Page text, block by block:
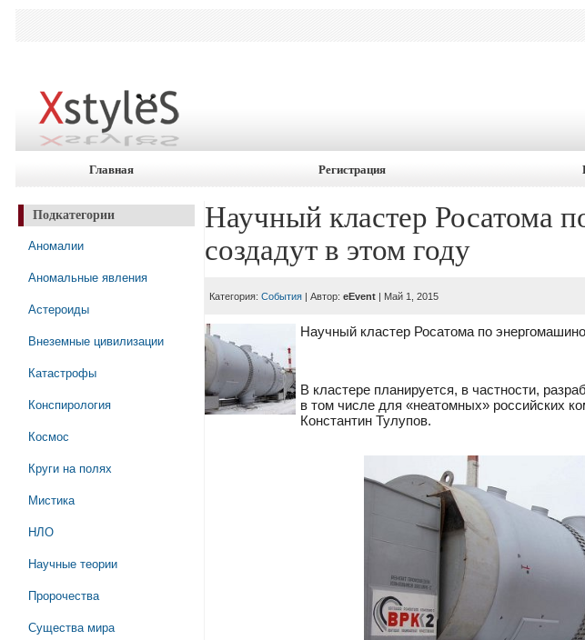
Главная Регистрация
Подкатегории
Аномалии
Аномальные явления
Астероиды
Внеземные цивилизации
Катастрофы
Конспирология
Космос
Круги на полях
Мистика
НЛО
Научные теории
Пророчества
Существа мира
Научный кластер Росатома
создадут в этом году
Категория:События | Автор:eEvent | Май 1, 2015
Научный кластер Росатома по
В кластере планируется, в частности,
в том числе для «неатомных» российских
Константин Тулупов.